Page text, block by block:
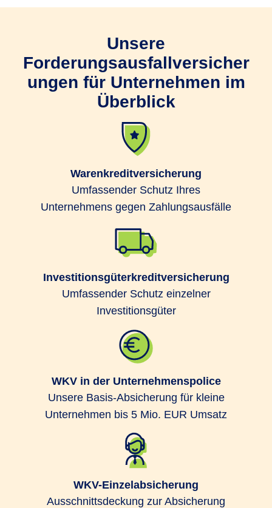
Unsere
Forderungsausfallversicher
ungen für Unternehmen im
Überblick
Warenkreditversicherung
Umfassender Schutz Ihres
Unternehmens gegen Zahlungsausfälle
Investitionsgüterkreditversicherung
Umfassender Schutz einzelner
Investitionsgüter
WKV in der Unternehmenspolice
Unsere Basis-Absicherung für kleine
Unternehmen bis 5 Mio. EUR Umsatz
WKV-Einzelabsicherung
Ausschnittsdeckung zur Absicherung